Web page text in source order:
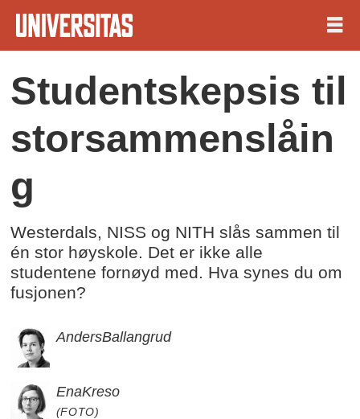
Studentskepsis til
storsammenslåin
g
Westerdals, NISS og NITH slås sammen til
én stor høyskole. Det er ikke alle
studentene fornøyd med. Hva synes du om
fusjonen?
AndersBallangrud
EnaKreso
(FOTO)